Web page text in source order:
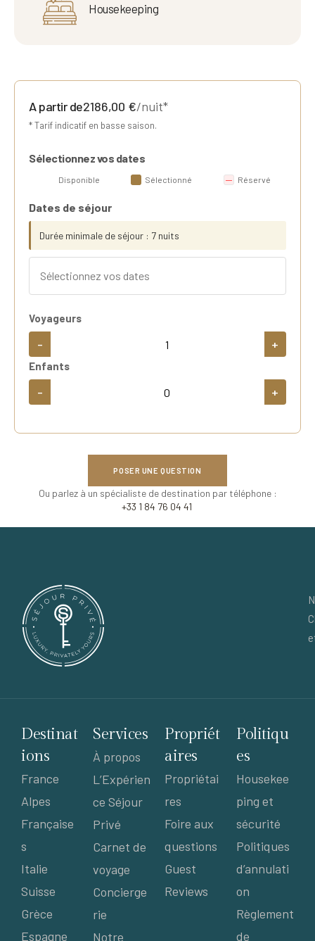
Housekeeping
A partir de2186,00 €/nuit*
* Tarif indicatif en basse saison.
Sélectionnez vos dates
Disponible Sélectionné Réservé
Dates de séjour
Durée minimale de séjour : 7 nuits
Voyageurs
- +
Enfants
- +
POSER UNE QUESTION
Ou parlez à un spécialiste de destination par téléphone :
+33 1 84 76 04 41
Destinat
ions
France
Alpes
Française
s
Italie
Suisse
Grèce
Espagne
Services
À propos
L’Expérien
ce Séjour
Privé
Carnet de
voyage
Concierge
rie
Notre
Propriét
aires
Propriétai
res
Foire aux
questions
Guest
Reviews
Politiqu
es
Housekee
ping et
sécurité
Politiques
d’annulati
on
Règlement
de